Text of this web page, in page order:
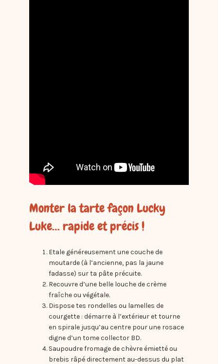
Monter la tarte façon Lucky
Luke… rapide et précis !
Etale généreusement une couche de
moutarde (à l’ancienne, pas la jaune
fadasse) sur ta pâte précuite.
Recouvre d’une belle louche de crème
fraîche ou végétale.
Dispose tes rondelles ou lamelles de
courgette : démarre à l’extérieur et tourne
en spirale jusqu’au centre pour une rosace
digne d’un tome collector BD.
Saupoudre fromage de chèvre émietté ou
brebis râpé directement au-dessus du plat